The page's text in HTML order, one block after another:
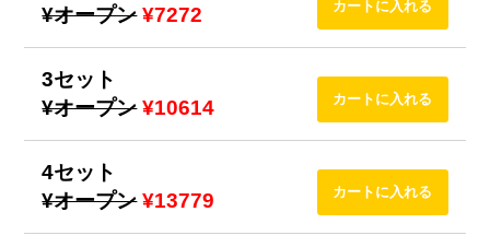
¥オープン ¥7272
3セット
¥オープン ¥10614
4セット
¥オープン ¥13779